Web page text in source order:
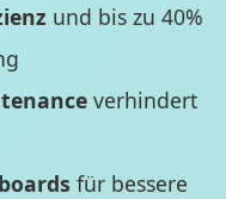
und bis zu 40%
verhindert
für bessere